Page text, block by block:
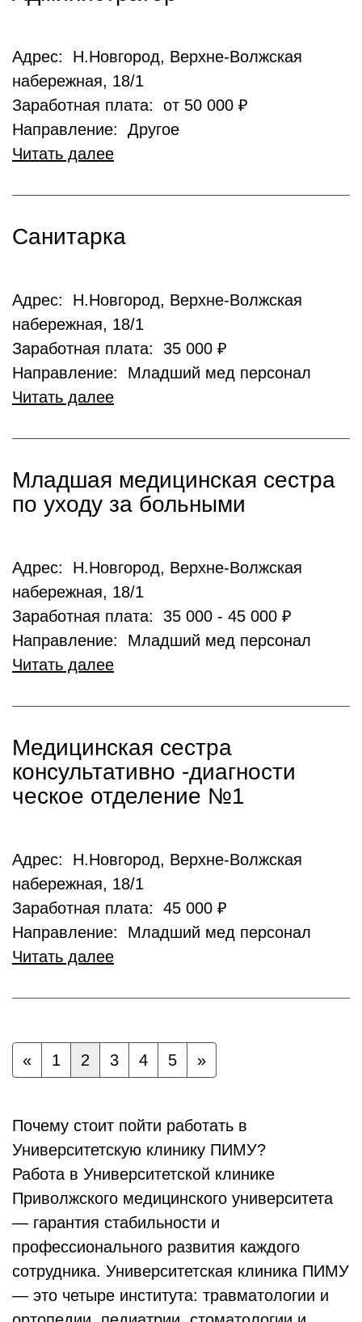
Адрес: Н.Новгород, Верхне-Волжская
набережная, 18/1
Заработная плата: от 50 000 ₽
Направление: Другое
Читать далее
Санитарка
Адрес: Н.Новгород, Верхне-Волжская
набережная, 18/1
Заработная плата: 35 000 ₽
Направление: Младший мед персонал
Читать далее
Младшая медицинская сестра
по уходу за больными
Адрес: Н.Новгород, Верхне-Волжская
набережная, 18/1
Заработная плата: 35 000 - 45 000 ₽
Направление: Младший мед персонал
Читать далее
Медицинская сестра
консультативно -диагности
ческое отделение №1
Адрес: Н.Новгород, Верхне-Волжская
набережная, 18/1
Заработная плата: 45 000 ₽
Направление: Младший мед персонал
Читать далее
« 1 2 3 4 5 »
Почему стоит пойти работать в
Университетскую клинику ПИМУ?
Работа в Университетской клинике
Приволжского медицинского университета
— гарантия стабильности и
профессионального развития каждого
сотрудника. Университетская клиника ПИМУ
— это четыре института: травматологии и